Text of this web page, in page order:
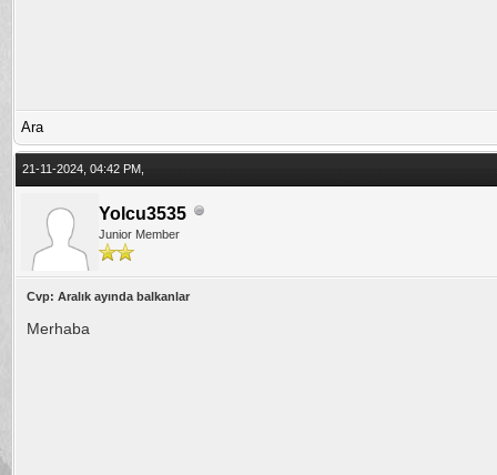
Ara
21-11-2024, 04:42 PM,
Yolcu3535
Junior Member
Cvp: Aralık ayında balkanlar
Merhaba